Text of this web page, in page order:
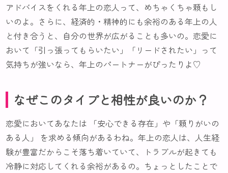
アドバイスをくれる年上の恋人って、めちゃくちゃ頼もし
いのよ。さらに、経済的・精神的にも余裕のある年上の人
と付き合うと、自分の世界が広がることも多いの。恋愛に
おいて「引っ張ってもらいたい」「リードされたい」って
気持ちが強いなら、年上のパートナーがぴったりよ♡
なぜこのタイプと相性が良いのか？
恋愛においてあなたは 「安心できる存在」や「頼りがいの
ある人」 を求める傾向があるわね。年上の恋人は、人生経
験が豊富だからこそ落ち着いていて、トラブルが起きても
冷静に対応してくれる余裕があるの。ちょっとしたことで